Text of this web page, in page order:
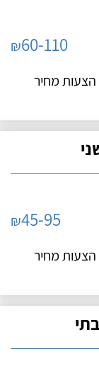
₪60-110
₪45-95